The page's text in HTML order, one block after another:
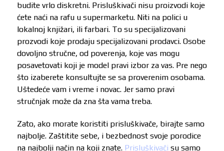
budite vrlo diskretni. Prisluškivači nisu proizvodi koje
ćete naći na rafu u supermarketu. Niti na polici u
lokalnoj knjižari, ili farbari. To su specijalizovani
prozvodi koje prodaju specijalizovani prodavci. Osobe
dovoljno stručne, od poverenja, koje vas mogu
posavetovati koji je model pravi izbor za vas. Pre nego
što izaberete konsultujte se sa proverenim osobama.
Uštedeće vam i vreme i novac. Jer samo pravi
stručnjak može da zna šta vama treba.
Zato, ako morate koristiti prisluškivače, birajte samo
najbolje. Zaštitite sebe, i bezbednost svoje porodice
na najbolji način na koji znate. Prisluškivači su samo